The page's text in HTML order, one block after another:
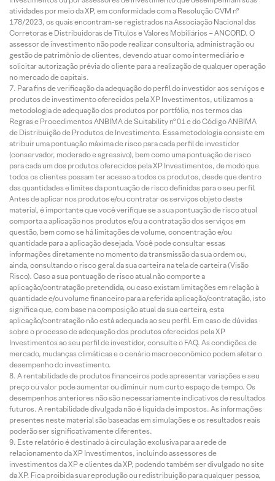
atividades por meio da XP, em conformidade com a Resolução CVM nº
178/2023, os quais encontram-se registrados na Associação Nacional das
Corretoras e Distribuidoras de Títulos e Valores Mobiliários – ANCORD. O
assessor de investimento não pode realizar consultoria, administração ou
gestão de patrimônio de clientes, devendo atuar como intermediário e
solicitar autorização prévia do cliente para a realização de qualquer operação
no mercado de capitais.
Para fins de verificação da adequação do perfil do investidor aos serviços e
produtos de investimento oferecidos pela XP Investimentos, utilizamos a
metodologia de adequação dos produtos por portfólio, nos termos das
Regras e Procedimentos ANBIMA de Suitability nº 01 e do Código ANBIMA
de Distribuição de Produtos de Investimento. Essa metodologia consiste em
atribuir uma pontuação máxima de risco para cada perfil de investidor
(conservador, moderado e agressivo), bem como uma pontuação de risco
para cada um dos produtos oferecidos pela XP Investimentos, de modo que
todos os clientes possam ter acesso a todos os produtos, desde que dentro
das quantidades e limites da pontuação de risco definidas para o seu perfil.
Antes de aplicar nos produtos e/ou contratar os serviços objeto deste
material, é importante que você verifique se a sua pontuação de risco atual
comporta a aplicação nos produtos e/ou a contratação dos serviços em
questão, bem como se há limitações de volume, concentração e/ou
quantidade para a aplicação desejada. Você pode consultar essas
informações diretamente no momento da transmissão da sua ordem ou,
ainda, consultando o risco geral da sua carteira na tela de carteira (Visão
Risco). Caso a sua pontuação de risco atual não comporte a
aplicação/contratação pretendida, ou caso existam limitações em relação à
quantidade e/ou volume financeiro para a referida aplicação/contratação, isto
significa que, com base na composição atual da sua carteira, esta
aplicação/contratação não está adequada ao seu perfil. Em caso de dúvidas
sobre o processo de adequação dos produtos oferecidos pela XP
Investimentos ao seu perfil de investidor, consulte o FAQ. As condições de
mercado, mudanças climáticas e o cenário macroeconômico podem afetar o
desempenho do investimento.
A rentabilidade de produtos financeiros pode apresentar variações e seu
preço ou valor pode aumentar ou diminuir num curto espaço de tempo. Os
desempenhos anteriores não são necessariamente indicativos de resultados
futuros. A rentabilidade divulgada não é líquida de impostos. As informações
presentes neste material são baseadas em simulações e os resultados reais
poderão ser significativamente diferentes.
Este relatório é destinado à circulação exclusiva para a rede de
relacionamento da XP Investimentos, incluindo assessores de
investimentos da XP e clientes da XP, podendo também ser divulgado no site
da XP. Fica proibida sua reprodução ou redistribuição para qualquer pessoa,